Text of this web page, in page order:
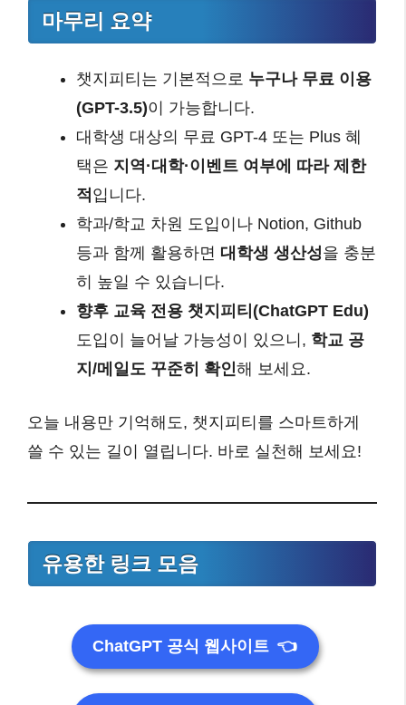
마무리 요약
챗지피티는 기본적으로 누구나 무료 이용
(GPT-3.5)이 가능합니다.
대학생 대상의 무료 GPT-4 또는 Plus 혜
택은 지역·대학·이벤트 여부에 따라 제한
적 입니다.
학과/학교 차원 도입이나 Notion, Github
등과 함께 활용하면 대학생 생산성을 충분
히 높일 수 있습니다.
향후 교육 전용 챗지피티(ChatGPT Edu)
도입이 늘어날 가능성이 있으니, 학교 공
지/메일도 꾸준히 확인해 보세요.
오늘 내용만 기억해도, 챗지피티를 스마트하게
쓸 수 있는 길이 열립니다. 바로 실천해 보세요!
유용한 링크 모음
ChatGPT 공식 웹사이트👈